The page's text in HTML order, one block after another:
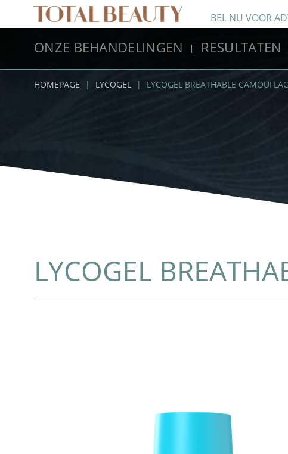
BEL NU VOOR
ONZE BEHANDELINGEN RESULTATEN
HOMEPAGE | LYCOGEL | LYCOGEL BREATHABLE
LYCOGEL